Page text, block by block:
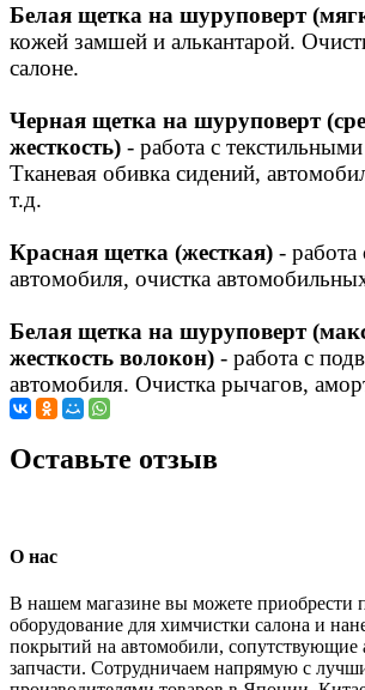
Белая щетка на шуруповерт
кожей замшей и алькантарой.
салоне.
Черная щетка на шуруповерт
жесткость) - работа с
Тканевая обивка сидений,
т.д.
Красная щетка (жесткая) -
автомобиля, очистка
Белая щетка на шуруповерт
жесткость волокон) - работа с
автомобиля. Очистка рычагов,
Оставьте отзыв
О нас
В нашем магазине вы можете приобрести
оборудование для химчистки салона и
покрытий на автомобили, сопутствующие
запчасти. Сотрудничаем напрямую с